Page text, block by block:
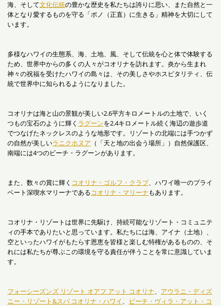
海、そして文化伝統の豊かな歴史を私たちは誇りに思い、また自然と一
体となり愛するものを守る「ポノ（正直）に生きる」精神を大切にして
います。
多様なハワイの生態系、海、土地、風、そして伝統を心と体で体験する
ため、世界中からの多くの人々がコオリナを訪れます。炎から生まれ
神々の祝福を受けたハワイの島々は、その美しさやホスピタリティ、伝
統で世界中に知られるようになりました。
コオリナは海と山の景観が美しい2.6平方キロメートルの土地で、いく
つもの宝石のように輝く ラグーンを2.4キロメートル続く海辺の遊歩道
でつなげたネックレスのような地形です。リゾートの北端には手つかず
の自然が美しいラニクホヌア （「天と地の出会う場所」）自然保護区、
南端には4つのビーチ・ラグーンがあります。
また、数々の賞に輝く コオリナ・ゴルフ・クラブ、ハワイ唯一のプライ
ベート深喫水マリーナであるコオリナ・マリーナもあります。
コオリナ・リゾートは世界に先駆け、持続可能なリゾート・コミュニテ
ィの手本でありたいと思っています。私たちには海、アイナ（土地）、
空といったハワイがもたらす恩恵を皆様と楽しむ特権があるものの、そ
れには私たちが尊ぶこの環境を守る責任が伴うことを常に意識していま
す。
フォーシーズンズ リゾート オアフ アット コオリナ、 アウラニ・ディズ
ニー・リゾート&スパ コオリナ・ハワイ、
ビーチ・ヴィラ・アット・コ